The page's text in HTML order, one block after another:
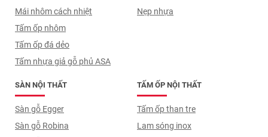
Mái nhôm cách nhiệt
Tấm ốp nhôm
Tấm ốp đá dẻo
Tấm nhựa giả gỗ phủ ASA
TẤM ỐP NỘI THẤT
Tấm ốp than tre
Lam sóng inox
SÀN NỘI THẤT
Sàn gỗ Egger
Sàn gỗ Robina
Nẹp nhựa